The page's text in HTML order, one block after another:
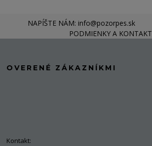
NAPÍŠTE NÁM: info@pozorpes.sk
PODMIENKY A KONTAKT
OVERENÉ ZÁKAZNÍKMI
Kontakt: